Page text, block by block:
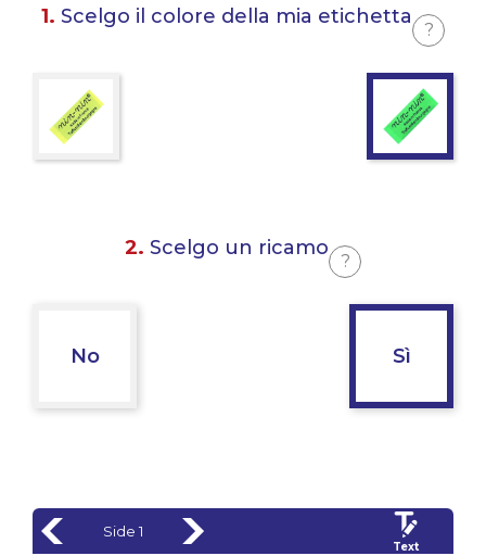
1. Scelgo il colore della mia etichetta
?
2. Scelgo un ricamo
?
No Sì
Side 1
Text